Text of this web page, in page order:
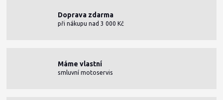
Doprava zdarma
při nákupu nad 3 000 Kč
Máme vlastní
smluvní motoservis